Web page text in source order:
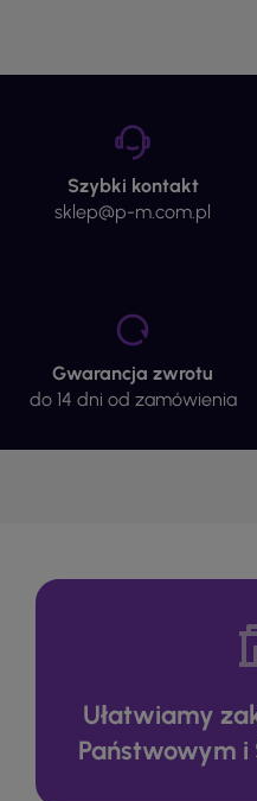
Szybki kontakt
sklep@p-m.com.pl
Gwarancja zwrotu
do 14 dni od zamówienia
Ułatwiamy
Państwowym